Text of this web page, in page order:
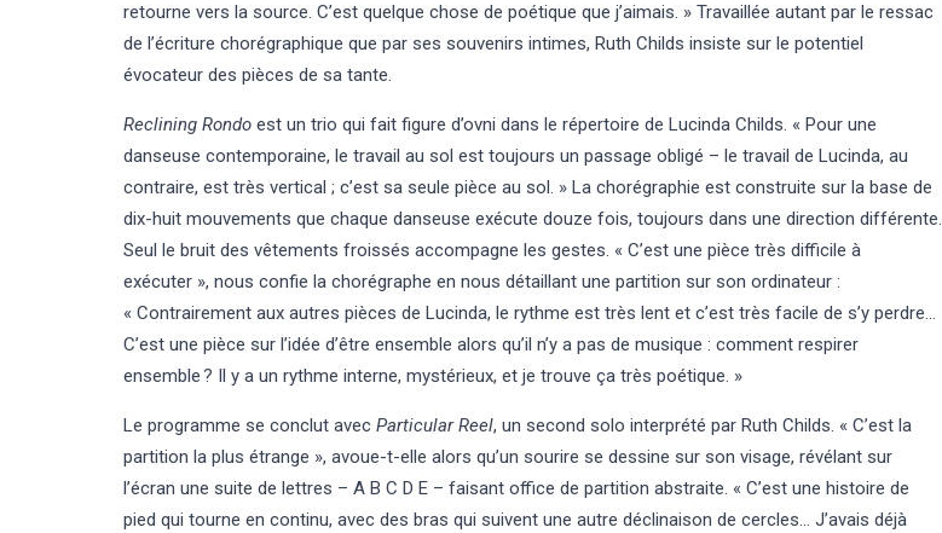
retourne vers la source. C’est quelque chose de poétique que j’aimais. » Travaillée autant par le ressac
de l’écriture chorégraphique que par ses souvenirs intimes, Ruth Childs insiste sur le potentiel
évocateur des pièces de sa tante.
Reclining Rondo est un trio qui fait figure d’ovni dans le répertoire de Lucinda Childs. « Pour une
danseuse contemporaine, le travail au sol est toujours un passage obligé – le travail de Lucinda, au
contraire, est très vertical ; c’est sa seule pièce au sol. » La chorégraphie est construite sur la base de
dix-huit mouvements que chaque danseuse exécute douze fois, toujours dans une direction différente.
Seul le bruit des vêtements froissés accompagne les gestes. « C’est une pièce très difficile à
exécuter », nous confie la chorégraphe en nous détaillant une partition sur son ordinateur :
« Contrairement aux autres pièces de Lucinda, le rythme est très lent et c’est très facile de s’y perdre…
C’est une pièce sur l’idée d’être ensemble alors qu’il n’y a pas de musique : comment respirer
ensemble ? Il y a un rythme interne, mystérieux, et je trouve ça très poétique. »
Le programme se conclut avec Particular Reel, un second solo interprété par Ruth Childs. « C’est la
partition la plus étrange », avoue-t-elle alors qu’un sourire se dessine sur son visage, révélant sur
l’écran une suite de lettres – A B C D E – faisant office de partition abstraite. « C’est une histoire de
pied qui tourne en continu, avec des bras qui suivent une autre déclinaison de cercles… J’avais déjà